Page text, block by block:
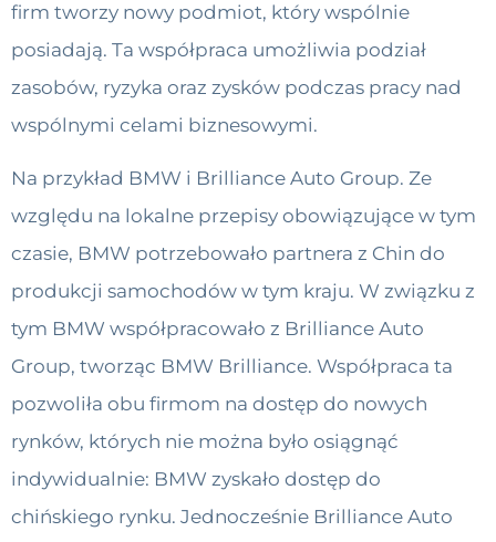
firm tworzy nowy podmiot, który wspólnie
posiadają. Ta współpraca umożliwia podział
zasobów, ryzyka oraz zysków podczas pracy nad
wspólnymi celami biznesowymi.
Na przykład BMW i Brilliance Auto Group. Ze
względu na lokalne przepisy obowiązujące w tym
czasie, BMW potrzebowało partnera z Chin do
produkcji samochodów w tym kraju. W związku z
tym BMW współpracowało z Brilliance Auto
Group, tworząc BMW Brilliance. Współpraca ta
pozwoliła obu firmom na dostęp do nowych
rynków, których nie można było osiągnąć
indywidualnie: BMW zyskało dostęp do
chińskiego rynku. Jednocześnie Brilliance Auto